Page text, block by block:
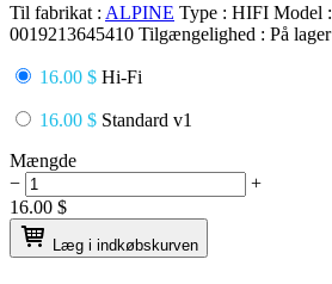
Til fabrikat : ALPINE Type : HIFI Model :
0019213645410 Tilgængelighed : På lager
16.00 $ Hi-Fi
16.00 $ Standard v1
Mængde
−
+
16.00 $
Læg i indkøbskurven